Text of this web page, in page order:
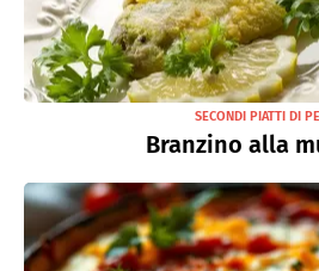
SECONDI PIATTI DI
Branzino alla